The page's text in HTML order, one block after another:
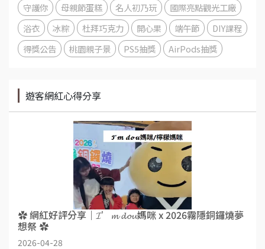
守護你
母親節蛋糕 名人初乃玩
國際亮點觀光工廠
浴衣
冰粽 杜拜巧克力 開心果 端午節
DIY課程
得獎公告
桃園親子景 PS5抽獎 AirPods抽獎
遊客網紅心得分享
✿ 網紅好評分享｜𝓘’𝓶 𝓭𝓸𝓾媽咪 x 2026霧隱銅鑼燒夢
想祭 ✿
2026-04-28